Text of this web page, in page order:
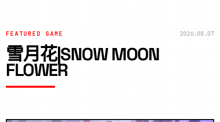
FEATURED GAME 2026.08.07
雪月花|SNOW MOON
FLOWER